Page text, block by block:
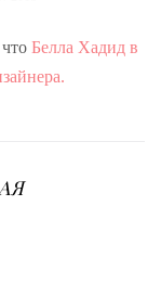
Белла Хадид в